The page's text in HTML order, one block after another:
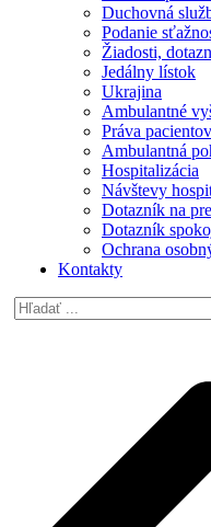
Duchovná
Podanie
Žiadosti,
Jedálny lístok
Ukrajina
Ambulantné
Práva pacientov
Ambulantná
Hospitalizácia
Návštevy
Dotazník na
Dotazník
Ochrana
Kontakty